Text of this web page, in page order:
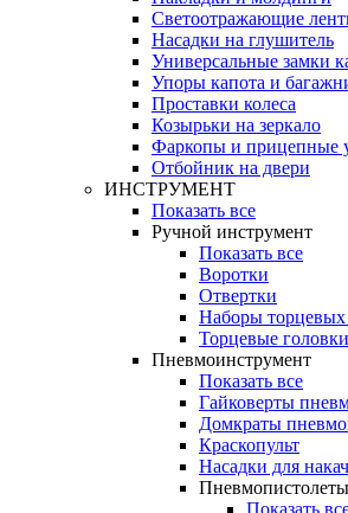
Светоотражающие
Насадки на глушитель
Универсальные замки
Упоры капота и
Проставки колеса
Козырьки на зеркало
Фаркопы и прицепные
Отбойник на двери
ИНСТРУМЕНТ
Показать все
Ручной инструмент
Показать все
Воротки
Отвертки
Наборы торцевых
Торцевые головки
Пневмоинструмент
Показать все
Гайковерты
Домкраты
Краскопульт
Насадки для
Пневмопистолеты